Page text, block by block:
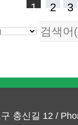
1 2 3
충신길 12 /